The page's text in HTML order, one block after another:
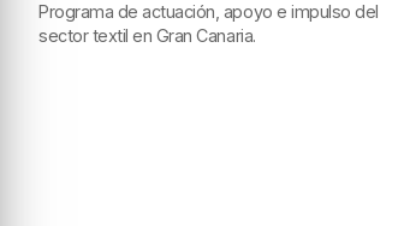
Programa de actuación, apoyo e impulso del
sector textil en Gran Canaria.